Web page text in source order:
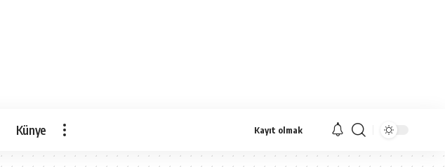
Künye Kayıt olmak